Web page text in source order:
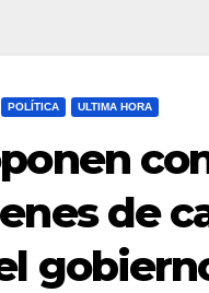
POLÍTICA ULTIMA HORA
de